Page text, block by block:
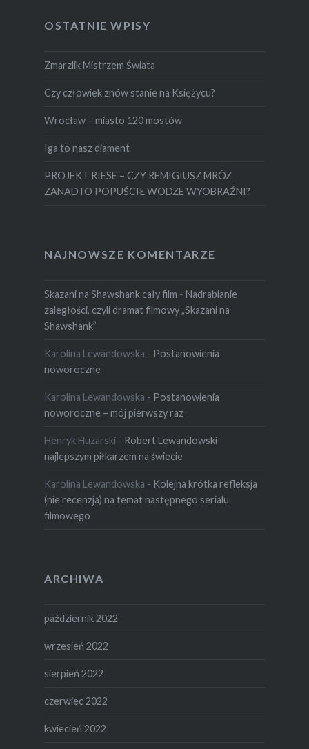
OSTATNIE WPISY
Zmarzlik Mistrzem Świata
Czy człowiek znów stanie na Księżycu?
Wrocław – miasto 120 mostów
Iga to nasz diament
PROJEKT RIESE – CZY REMIGIUSZ MRÓZ
ZANADTO POPUŚCIŁ WODZE WYOBRAŹNI?
NAJNOWSZE KOMENTARZE
Skazani na Shawshank cały film - Nadrabianie
zaległości, czyli dramat filmowy „Skazani na
Shawshank”
Karolina Lewandowska - Postanowienia
noworoczne
Karolina Lewandowska - Postanowienia
noworoczne – mój pierwszy raz
Henryk Huzarski- Robert Lewandowski
najlepszym piłkarzem na świecie
Karolina Lewandowska - Kolejna krótka refleksja
(nie recenzja) na temat następnego serialu
filmowego
ARCHIWA
październik 2022
wrzesień 2022
sierpień 2022
czerwiec 2022
kwiecień 2022